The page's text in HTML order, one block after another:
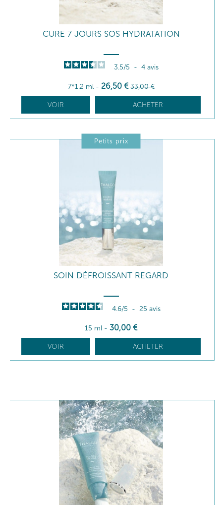
CURE 7 JOURS SOS HYDRATATION
3.5/5 - 4 avis
7*1.2 ml - 26,50 € 33,00 €
VOIR ACHETER
Petits prix
SOIN DÉFROISSANT REGARD
4.6/5 - 25 avis
15 ml - 30,00 €
VOIR ACHETER